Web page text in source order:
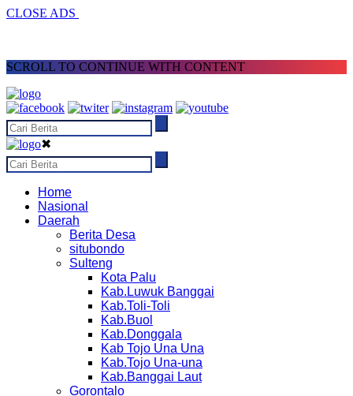
CLOSE ADS
SCROLL TO CONTINUE WITH CONTENT
✖
Home
Nasional
Daerah
Berita Desa
situbondo
Sulteng
Kota Palu
Kab.Luwuk Banggai
Kab.Toli-Toli
Kab.Buol
Kab.Donggala
Kab Tojo Una Una
Kab.Tojo Una-una
Kab.Banggai Laut
Gorontalo